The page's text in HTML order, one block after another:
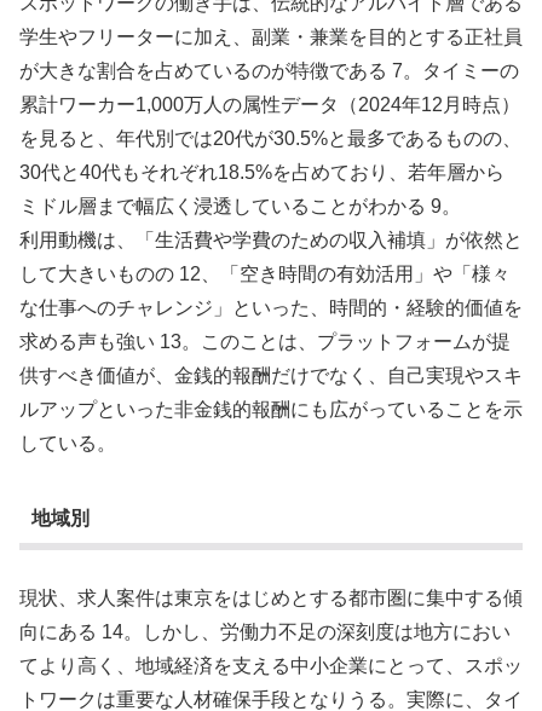
学生やフリーターに加え、副業・兼業を目的とする正社員
が大きな割合を占めているのが特徴である 7。タイミーの
累計ワーカー1,000万人の属性データ（2024年12月時点）
を見ると、年代別では20代が30.5%と最多であるものの、
30代と40代もそれぞれ18.5%を占めており、若年層から
ミドル層まで幅広く浸透していることがわかる 9。
利用動機は、「生活費や学費のための収入補填」が依然と
して大きいものの 12、「空き時間の有効活用」や「様々
な仕事へのチャレンジ」といった、時間的・経験的価値を
求める声も強い 13。このことは、プラットフォームが提
供すべき価値が、金銭的報酬だけでなく、自己実現やスキ
ルアップといった非金銭的報酬にも広がっていることを示
している。
地域別
現状、求人案件は東京をはじめとする都市圏に集中する傾
向にある 14。しかし、労働力不足の深刻度は地方におい
てより高く、地域経済を支える中小企業にとって、スポッ
トワークは重要な人材確保手段となりうる。実際に、タイ